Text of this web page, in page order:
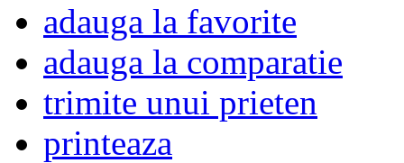
adauga la favorite
adauga la comparatie
trimite unui prieten
printeaza